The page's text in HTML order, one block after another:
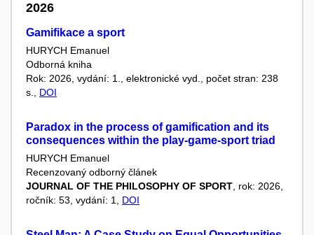
2026
Gamifikace a sport
HURYCH Emanuel
Odborná kniha
Rok: 2026, vydání: 1., elektronické vyd., počet stran: 238
s., DOI
Paradox in the process of gamification and its
consequences within the play-game-sport triad
HURYCH Emanuel
Recenzovaný odborný článek
JOURNAL OF THE PHILOSOPHY OF SPORT, rok: 2026,
ročník: 53, vydání: 1, DOI